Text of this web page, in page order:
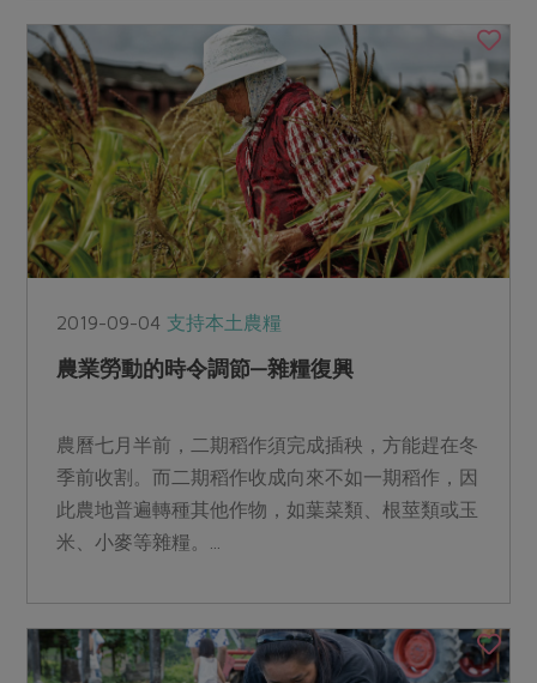
2019-09-04 支持本土農糧
農業勞動的時令調節—雜糧復興
農曆七月半前，二期稻作須完成插秧，方能趕在冬
季前收割。而二期稻作收成向來不如一期稻作，因
此農地普遍轉種其他作物，如葉菜類、根莖類或玉
米、小麥等雜糧。...